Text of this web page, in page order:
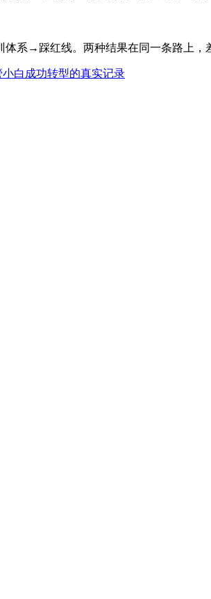
系→踩红线。两种结果在同一条路上，
小白成功转型的真实记录